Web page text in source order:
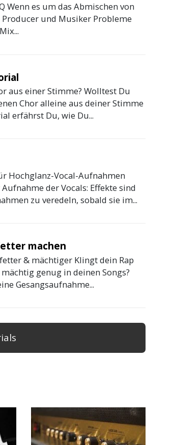
Wenn es um das Abmischen von
Producer und Musiker Probleme
aus einer Stimme? Wolltest Du
Chor alleine aus deiner Stimme
erfährst Du, wie Du...
Hochglanz-Vocal-Aufnahmen
der Vocals: Effekte sind
zu veredeln, sobald sie im...
machen
& mächtiger Klingt dein Rap
genug in deinen Songs?
Gesangsaufnahme...